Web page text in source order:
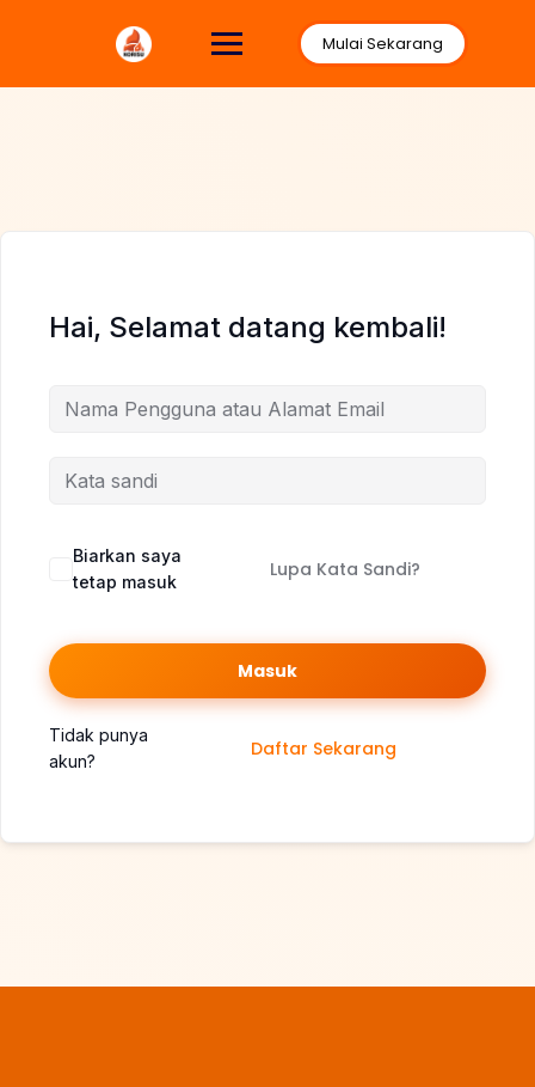
Mulai Sekarang
Hai, Selamat datang kembali!
Biarkan saya
tetap masuk
Lupa Kata Sandi?
Masuk
Tidak punya
akun?
Daftar Sekarang